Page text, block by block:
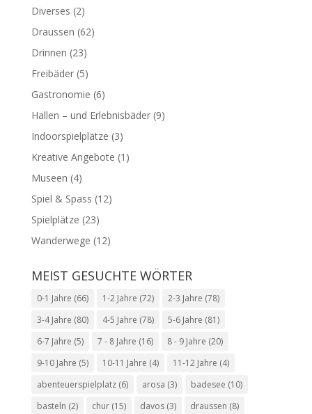
Diverses (2)
Draussen (62)
Drinnen (23)
Freibäder(5)
Gastronomie (6)
Hallen – und Erlebnisbäder(9)
Indoorspielplätze (3)
Kreative Angebote (1)
Museen (4)
Spiel & Spass (12)
Spielplätze (23)
Wanderwege (12)
MEIST GESUCHTE WÖRTER
0-1 Jahre (66) 1-2 Jahre (72) 2-3 Jahre (78)
3-4 Jahre (80) 4-5 Jahre (78) 5-6 Jahre (81)
6-7 Jahre (5) 7 - 8 Jahre (16) 8 - 9 Jahre (20)
9-10 Jahre (5) 10-11 Jahre (4) 11-12 Jahre (4)
abenteuerspielplatz(6) arosa (3) badesee (10)
basteln (2) chur(15) davos(3) draussen (8)